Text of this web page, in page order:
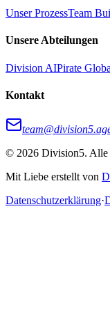
Unser ProzessTeam
Unsere Abteilungen
Division AIPirate
Kontakt
© 2026 Division5. Alle
Mit Liebe erstellt von
Datenschutzerklärung·